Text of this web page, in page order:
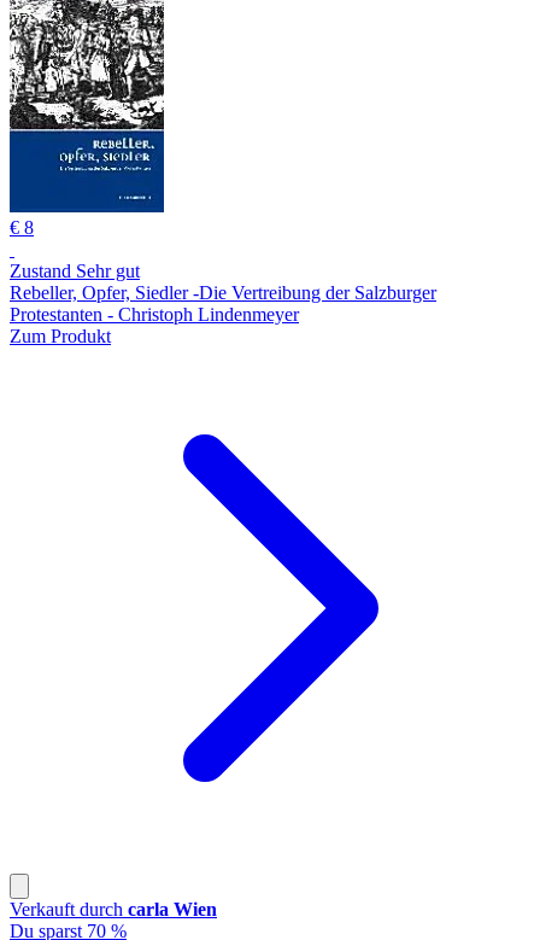
€ 8
Zustand Sehr gut
Rebeller, Opfer, Siedler -Die Vertreibung der Salzburger
Protestanten - Christoph Lindenmeyer
Zum Produkt
Verkauft durch carla Wien
Du sparst 70 %